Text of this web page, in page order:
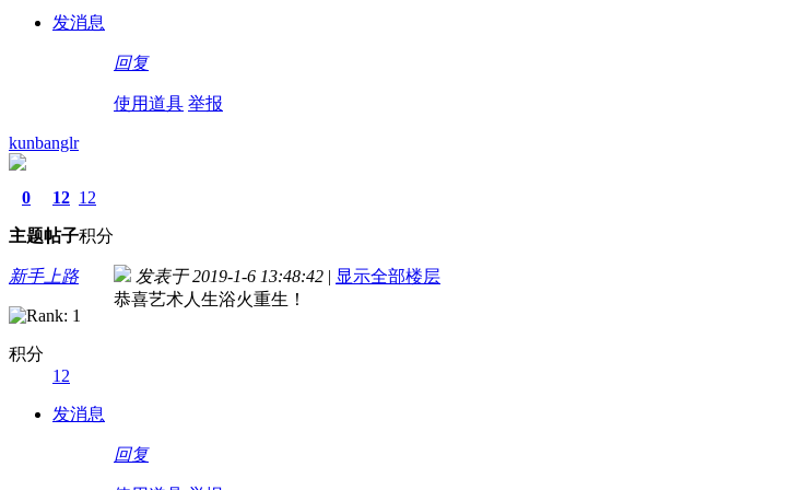
发消息
回复
使用道具 举报
kunbanglr
0
主题
12
帖子
12
积分
新手上路
积分
12
发消息
发表于 2019-1-6 13:48:42 | 显示全部楼层
恭喜艺术人生浴火重生！
回复